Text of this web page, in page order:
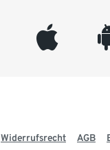
appleinc
Widerrufsrecht AGB